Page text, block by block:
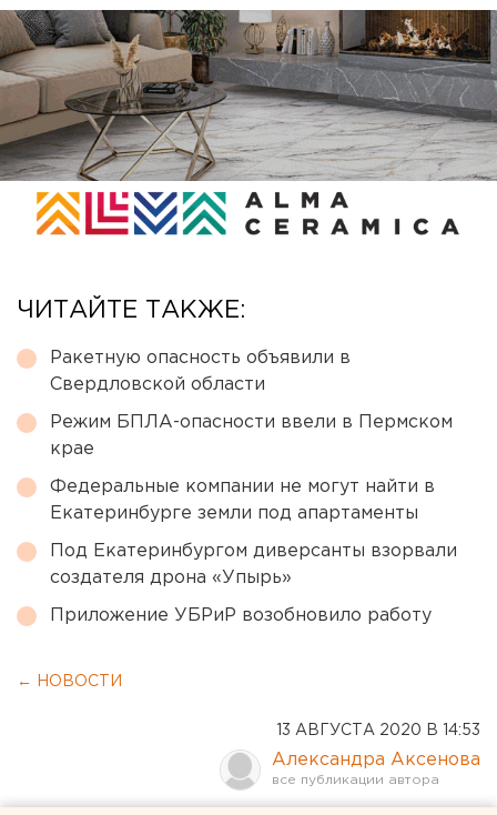
ЧИТАЙТЕ ТАКЖЕ:
Ракетную опасность объявили в
Свердловской области
Режим БПЛА-опасности ввели в Пермском
крае
Федеральные компании не могут найти в
Екатеринбурге земли под апартаменты
Под Екатеринбургом диверсанты взорвали
создателя дрона «Упырь»
Приложение УБРиР возобновило работу
← НОВОСТИ
13 АВГУСТА 2020 В 14:53
Александра Аксенова